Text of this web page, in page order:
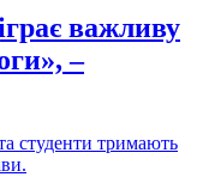
важливу
–
студенти тримають